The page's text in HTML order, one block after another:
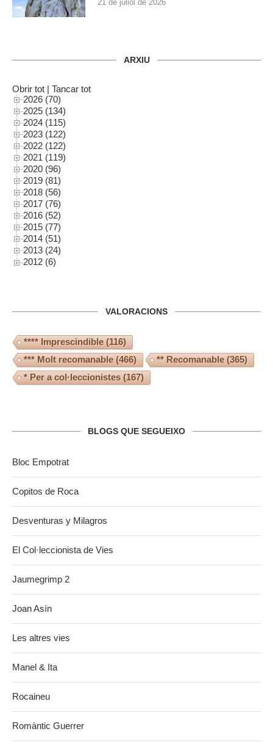
21 de juliol de 2026
ARXIU
Obrir tot | Tancar tot
2026 (70)
2025 (134)
2024 (115)
2023 (122)
2022 (122)
2021 (119)
2020 (96)
2019 (81)
2018 (56)
2017 (76)
2016 (52)
2015 (77)
2014 (51)
2013 (24)
2012 (6)
VALORACIONS
**** Imprescindible(116)
*** Molt recomanable(466) ** Recomanable(365)
* Per a col·leccionistes (167)
BLOGS QUE SEGUEIXO
Bloc Empotrat
Copitos de Roca
Desventuras y Milagros
El Col·leccionista de Vies
Jaumegrimp 2
Joan Asín
Les altres vies
Manel & Ita
Rocaineu
Romàntic Guerrer